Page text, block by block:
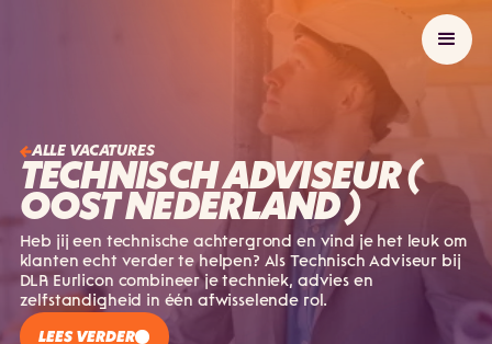
ALLE VACATURES
TECHNISCH ADVISEUR (
OOST NEDERLAND )
Heb jij een technische achtergrond en vind je het leuk om
klanten echt verder te helpen? Als Technisch Adviseur bij
DLR Eurlicon combineer je techniek, advies en
zelfstandigheid in één afwisselende rol.
LEES VERDER